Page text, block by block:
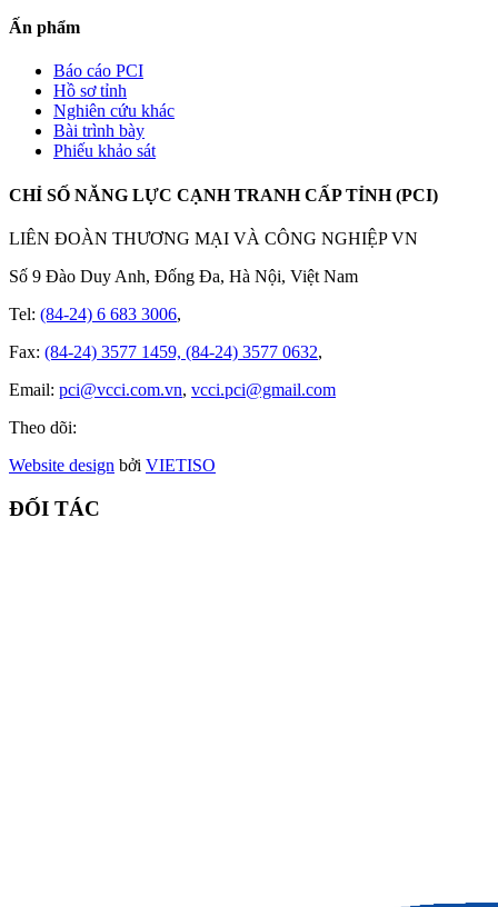
Ấn phẩm
Báo cáo PCI
Hồ sơ tỉnh
Nghiên cứu khác
Bài trình bày
Phiếu khảo sát
CHỈ SỐ NĂNG LỰC CẠNH TRANH CẤP TỈNH (PCI)
LIÊN ĐOÀN THƯƠNG MẠI VÀ CÔNG NGHIỆP VN
Số 9 Đào Duy Anh, Đống Đa, Hà Nội, Việt Nam
Tel: (84-24) 6 683 3006,
Fax: (84-24) 3577 1459, (84-24) 3577 0632,
Email: pci@vcci.com.vn, vcci.pci@gmail.com
Theo dõi:
Website design bởi VIETISO
ĐỐI TÁC